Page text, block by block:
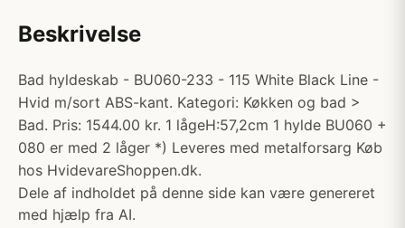
Beskrivelse
Bad hyldeskab - BU060-233 - 115 White Black Line -
Hvid m/sort ABS-kant. Kategori: Køkken og bad >
Bad. Pris: 1544.00 kr. 1 lågeH:57,2cm 1 hylde BU060 +
080 er med 2 låger *) Leveres med metalforsarg Køb
hos HvidevareShoppen.dk.
Dele af indholdet på denne side kan være genereret
med hjælp fra AI.